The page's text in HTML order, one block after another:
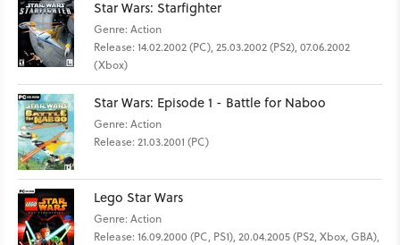
Star Wars: Starfighter
Genre: Action
Release: 14.02.2002 (PC), 25.03.2002 (PS2), 07.06.2002
(Xbox)
Star Wars: Episode 1 - Battle for Naboo
Genre: Action
Release: 21.03.2001 (PC)
Lego Star Wars
Genre: Action
Release: 16.09.2000 (PC, PS1), 20.04.2005 (PS2, Xbox, GBA),